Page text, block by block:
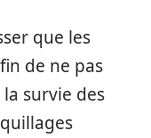
que les
de ne pas
survie des